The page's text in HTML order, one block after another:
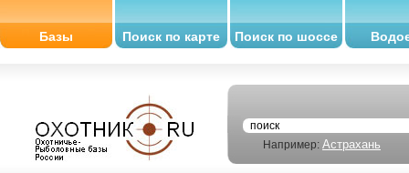
Базы Поиск по карте Поиск по шоссе
Например: Астрахань